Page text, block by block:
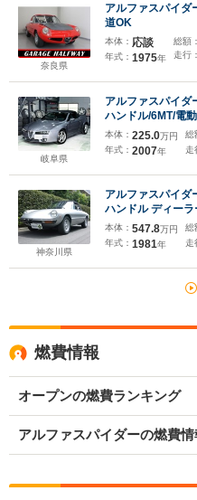
奈良県
アルファスパイ
道OK
本体： 応談
年式： 1975年
総額：
走行：
岐阜県
アルファスパイダ
ハンドル/6MT/電
テリア/フラウレザ
本体： 225.0万円
年式： 2007年
総
走
神奈川県
アルファスパイダ
ハンドル ディーラ
本体： 547.8万円
年式： 1981年
総
走
燃費情報
オープンの燃費ランキング
アルファスパイダーの燃費情